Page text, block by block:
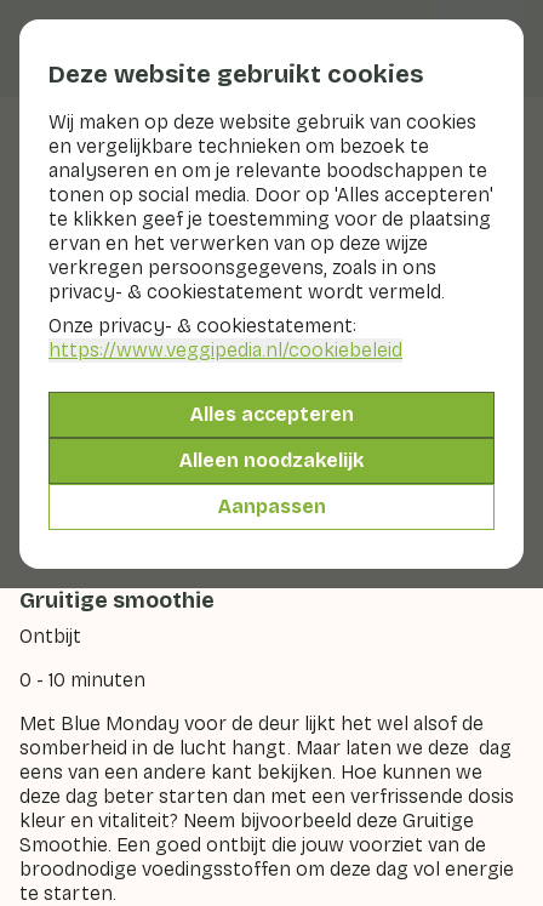
Deze website gebruikt cookies
Wij maken op deze website gebruik van cookies
en vergelijkbare technieken om bezoek te
analyseren en om je relevante boodschappen te
tonen op social media. Door op 'Alles accepteren'
te klikken geef je toestemming voor de plaatsing
ervan en het verwerken van op deze wijze
verkregen persoonsgegevens, zoals in ons
privacy- & cookiestatement wordt vermeld.
Onze privacy- & cookiestatement:
https://www.veggipedia.nl/cookiebeleid
Alles accepteren
Alleen noodzakelijk
Aanpassen
Veggiblogs
Vergeet Blue Monday met
kleurrijke recepten
11 januari 2024
Blauwe maandag staat voor de deur, een dag die vaak
geassocieerd wordt met een dipje in ons humeur. Maar
laten we deze 'somberste dag van het jaar' omtoveren
tot een kleurrijk feest! Deze blog staat in het teken van
het doorbreken van de Blue Monday-blues met
heerlijke gerechten met verrassende veelzijdigheid
blauwe groenten en fruit. Haal daarom nu alvast alle
ingrediënten in huis en bereid je voor om Blue Monday
door te komen.
Gruitige smoothie
Ontbijt
0 - 10 minuten
Met Blue Monday voor de deur lijkt het wel alsof de
somberheid in de lucht hangt. Maar laten we deze dag
eens van een andere kant bekijken. Hoe kunnen we
deze dag beter starten dan met een verfrissende dosis
kleur en vitaliteit? Neem bijvoorbeeld deze Gruitige
Smoothie. Een goed ontbijt die jouw voorziet van de
broodnodige voedingsstoffen om deze dag vol energie
te starten.